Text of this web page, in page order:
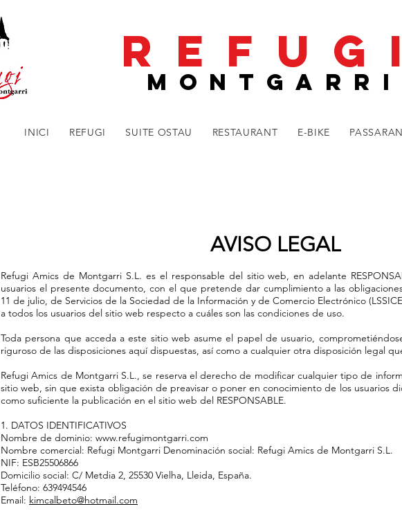
REFUGI
MONTGARRI
INICI REFUGI SUITE OSTAU RESTAURANT E-BIKE PASSARAN
AVISO LEGAL
Refugi Amics de Montgarri S.L. es el responsable del sitio web, en adelante
usuarios el presente documento, con el que pretende dar cumplimiento a las
11 de julio, de Servicios de la Sociedad de la Información y de Comercio Electrónico
a todos los usuarios del sitio web respecto a cuáles son las condiciones de uso.
Toda persona que acceda a este sitio web asume el papel de usuario,
riguroso de las disposiciones aquí dispuestas, así como a cualquier otra disposición legal
Refugi Amics de Montgarri S.L., se reserva el derecho de modificar cualquier tipo de
sitio web, sin que exista obligación de preavisar o poner en conocimiento de los usuarios
como suficiente la publicación en el sitio web del RESPONSABLE.
1. DATOS IDENTIFICATIVOS
Nombre de dominio: www.refugimontgarri.com
Nombre comercial: Refugi Montgarri Denominación social: Refugi Amics de Montgarri S.L.
NIF: ESB25506866
Domicilio social: C/ Metdia 2, 25530 Vielha, Lleida, España.
Teléfono: 639494546
Email: kimcalbeto@hotmail.com